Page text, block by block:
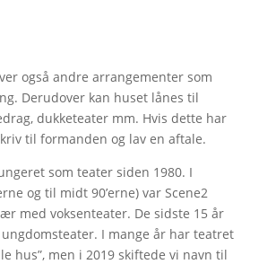
også andre arrangementer som
Derudover kan huset lånes til
dukketeater mm. Hvis dette har
til formanden og lav en aftale.
som teater siden 1980. I
og til midt 90’erne) var Scene2
med voksenteater. De sidste 15 år
I mange år har teatret
hus”, men i 2019 skiftede vi navn til